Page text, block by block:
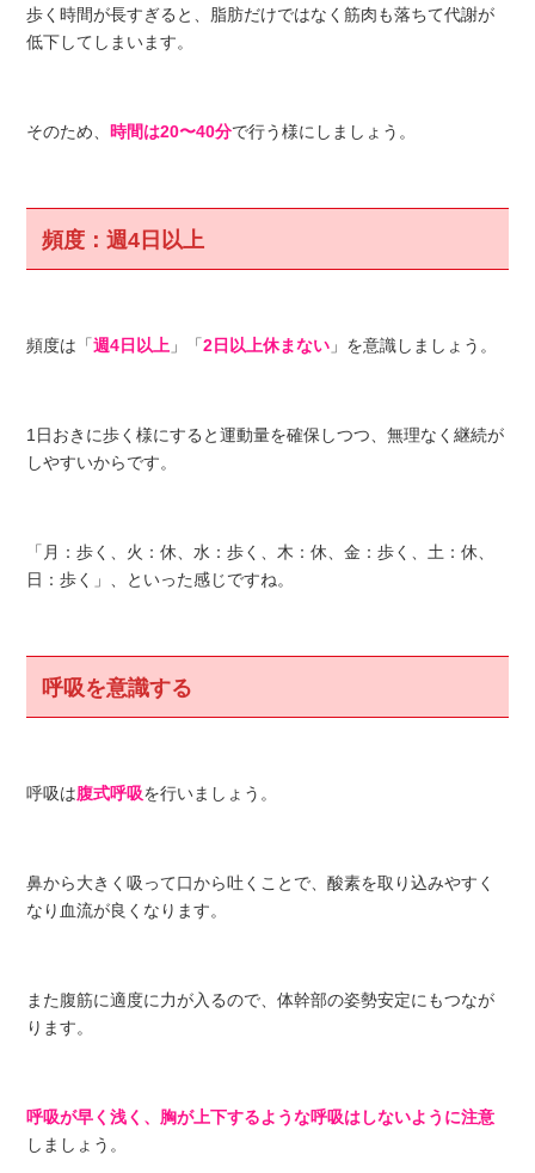
歩く時間が長すぎると、脂肪だけではなく筋肉も落ちて代謝が
低下してしまいます。
そのため、 時間は20〜40分で行う様にしましょう。
頻度：週4日以上
頻度は「週4日以上 」「2日以上休まない 」を意識しましょう。
1日おきに歩く様にすると運動量を確保しつつ、無理なく継続が
しやすいからです。
「月：歩く、火：休、水：歩く、木：休、金：歩く、土：休、
日：歩く」、といった感じですね。
呼吸を意識する
呼吸は腹式呼吸を行いましょう。
鼻から大きく吸って口から吐くことで、酸素を取り込みやすく
なり血流が良くなります。
また腹筋に適度に力が入るので、体幹部の姿勢安定にもつなが
ります。
呼吸が早く浅く、胸が上下するような呼吸はしないように注意
しましょう。